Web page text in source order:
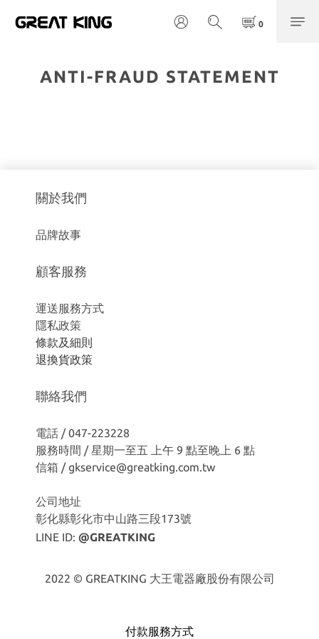
ANTI-FRAUD STATEMENT
關於我們
品牌故事
顧客服務
運送服務方式
隱私政策
條款及細則
退換貨政策
聯絡我們
電話 / 047-223228
服務時間 / 星期一至五 上午 9 點至晚上 6 點
信箱 / gkservice@greatking.com.tw
公司地址
彰化縣彰化市中山路三段173號
LINE ID: @GREATKING
2022 © GREATKING 大王電器廠股份有限公司
付款服務方式